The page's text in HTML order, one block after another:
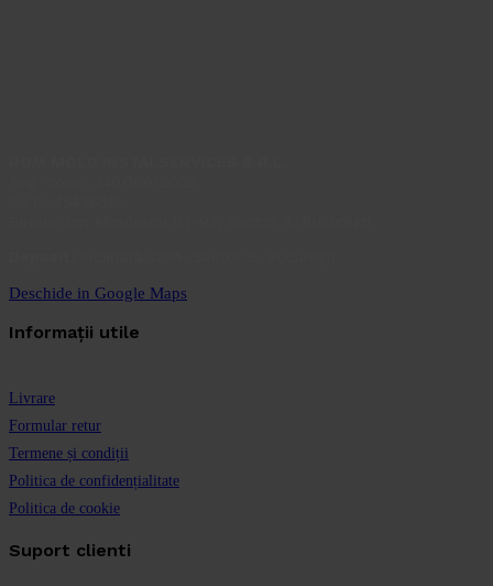
Deschide in Google Maps
Informații utile
Livrare
Formular retur
Termene și condiții
Politica de confidențialitate
Politica de cookie
Suport clienti